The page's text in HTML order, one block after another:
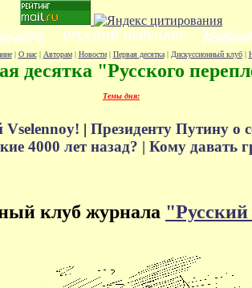
| О нас| Авторам| Новости| Первая десятка| Дискуссионный клуб|
десятка "Русского
Темы дня:
Vselennoy! | Президенту Путину о
4000 лет назад? | Кому давать
клуб журнала "Русский